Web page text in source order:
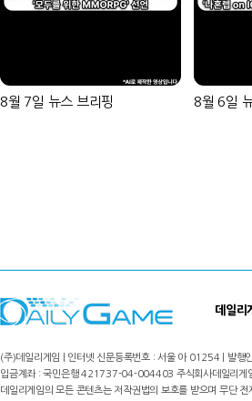
8월 7일 뉴스 브리핑 8월 6일
데일리
(주)데일리게임 | 인터넷 신문등록번호 : 서울 아 01254 | 발
입금계좌 : 국민은행 421737-04-004403 주식회사데일리
데일리게임의 모든 콘텐츠는 저작권법의 보호를 받으며 무단 전